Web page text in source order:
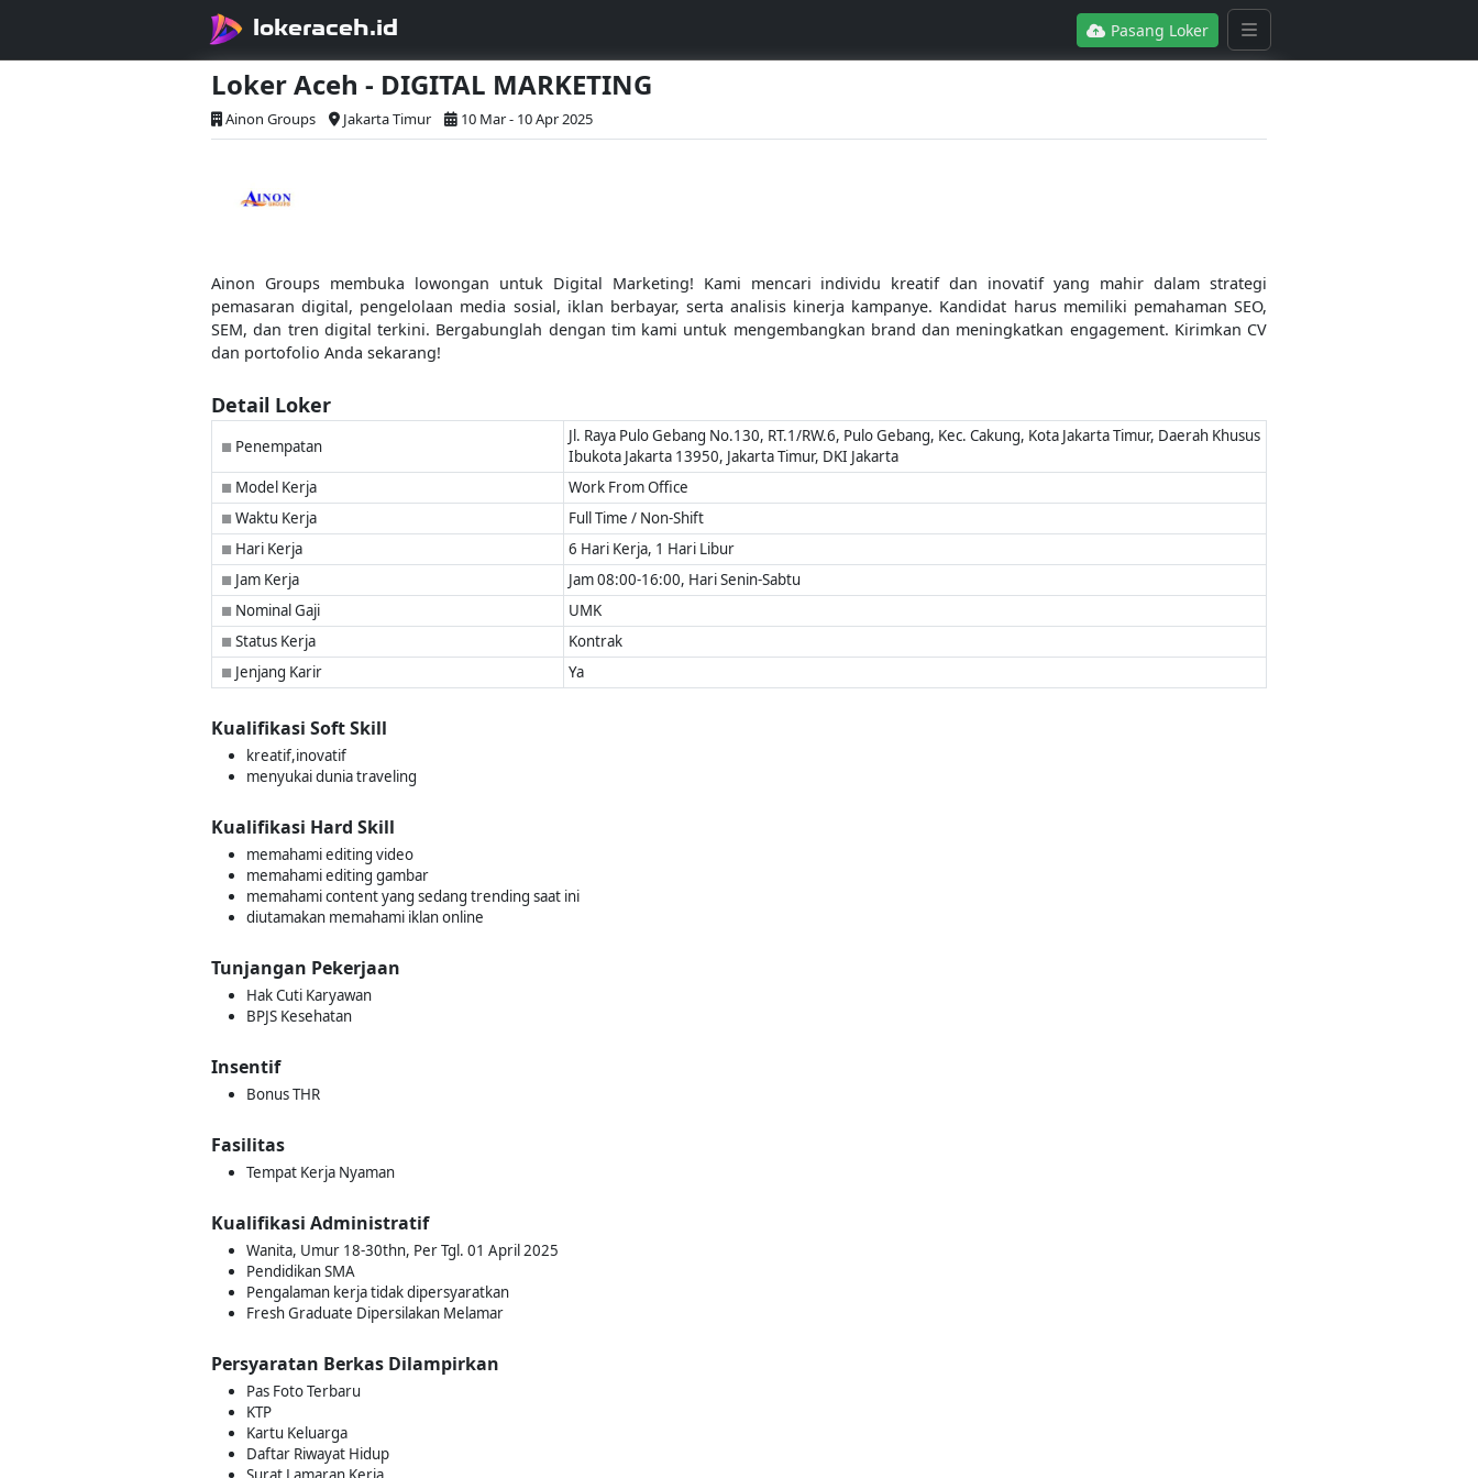
lokeraceh.id Pasang Loker
Loker Aceh - DIGITAL MARKETING
Ainon Groups Jakarta Timur 10 Mar - 10 Apr 2025
Ainon Groups membuka lowongan untuk Digital Marketing! Kami mencari individu kreatif dan inovatif yang mahir dalam strategi
pemasaran digital, pengelolaan media sosial, iklan berbayar, serta analisis kinerja kampanye. Kandidat harus memiliki pemahaman SEO,
SEM, dan tren digital terkini. Bergabunglah dengan tim kami untuk mengembangkan brand dan meningkatkan engagement. Kirimkan CV
dan portofolio Anda sekarang!
Detail Loker
■ Penempatan
Jl. Raya Pulo Gebang No.130, RT.1/RW.6, Pulo Gebang, Kec. Cakung, Kota Jakarta Timur, Daerah Khusus
Ibukota Jakarta 13950, Jakarta Timur, DKI Jakarta
■ Model Kerja Work From Office
■ Waktu Kerja Full Time / Non-Shift
■ Hari Kerja 6 Hari Kerja, 1 Hari Libur
■ Jam Kerja Jam 08:00-16:00, Hari Senin-Sabtu
■ Nominal Gaji UMK
■ Status Kerja Kontrak
■ Jenjang Karir Ya
Kualifikasi Soft Skill
kreatif,inovatif
menyukai dunia traveling
Kualifikasi Hard Skill
memahami editing video
memahami editing gambar
memahami content yang sedang trending saat ini
diutamakan memahami iklan online
Tunjangan Pekerjaan
Hak Cuti Karyawan
BPJS Kesehatan
Insentif
Bonus THR
Fasilitas
Tempat Kerja Nyaman
Kualifikasi Administratif
Wanita, Umur 18-30thn, Per Tgl. 01 April 2025
Pendidikan SMA
Pengalaman kerja tidak dipersyaratkan
Fresh Graduate Dipersilakan Melamar
Persyaratan Berkas Dilampirkan
Pas Foto Terbaru
KTP
Kartu Keluarga
Daftar Riwayat Hidup